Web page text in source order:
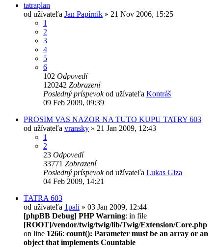
tatraplan
od užívateľa Jan Papírník » 21 Nov 2006, 15:25
1
2
3
4
5
6
102 Odpovedí
120242 Zobrazení
Posledný príspevokod užívateľa Kontráš
09 Feb 2009, 09:39
PROSIM VAS NAZOR NA TUTO KUPU TATRY 603
od užívateľa vransky » 21 Jan 2009, 12:43
1
2
23 Odpovedí
33771 Zobrazení
Posledný príspevokod užívateľa Lukas Giza
04 Feb 2009, 14:21
TATRA 603
od užívateľa 1pali » 03 Jan 2009, 12:44
[phpBB Debug] PHP Warning: in file
[ROOT]/vendor/twig/twig/lib/Twig/Extension/Core.php
on line 1266: count(): Parameter must be an array or an
object that implements Countable